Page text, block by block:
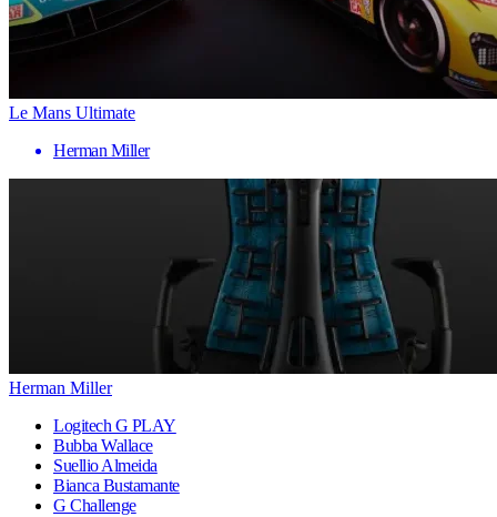
Le Mans Ultimate
Herman Miller
Herman Miller
Logitech G PLAY
Bubba Wallace
Suellio Almeida
Bianca Bustamante
G Challenge